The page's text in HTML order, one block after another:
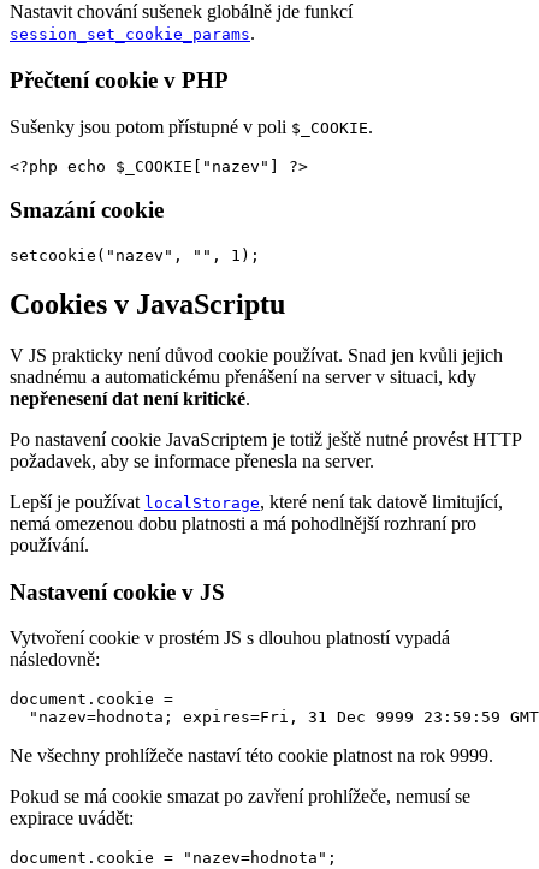
Nastavit chování sušenek globálně jde funkcí
session_set_cookie_params.
Přečtení cookie v PHP
Sušenky jsou potom přístupné v poli $_COOKIE.
<?php echo $_COOKIE["nazev"] ?>
Smazání cookie
setcookie("nazev", "", 1);
Cookies v JavaScriptu
V JS prakticky není důvod cookie používat. Snad jen kvůli jejich
snadnému a automatickému přenášení na server v situaci, kdy
nepřenesení dat není kritické.
Po nastavení cookie JavaScriptem je totiž ještě nutné provést HTTP
požadavek, aby se informace přenesla na server.
Lepší je používat localStorage, které není tak datově limitující,
nemá omezenou dobu platnosti a má pohodlnější rozhraní pro
používání.
Nastavení cookie v JS
Vytvoření cookie v prostém JS s dlouhou platností vypadá
následovně:
document.cookie =
"nazev=hodnota; expires=Fri, 31 Dec 9999 23:59:59
Ne všechny prohlížeče nastaví této cookie platnost na rok 9999.
Pokud se má cookie smazat po zavření prohlížeče, nemusí se
expirace uvádět:
document.cookie = "nazev=hodnota";